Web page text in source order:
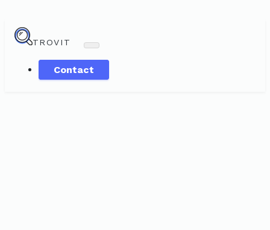
TROVIT
Contact